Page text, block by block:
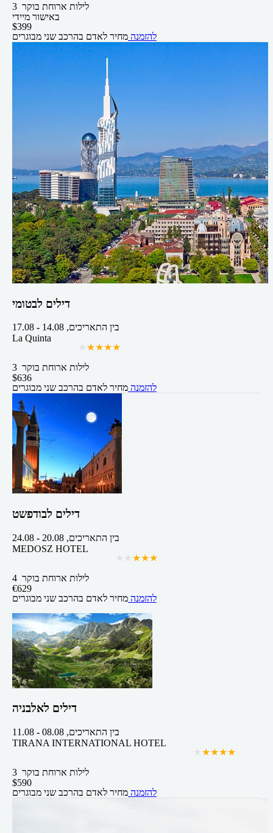
3 לילות ארוחת בוקר
באישור מיידי
$399
להזמנה מחיר לאדם בהרכב שני מבוגרים
דילים לבטומי
בין התאריכים, -
17.08
La Quinta
3 לילות ארוחת בוקר
$636
להזמנה מחיר לאדם בהרכב שני מבוגרים
דילים לבודפשט
בין התאריכים, -
24.08
MEDOSZ HOTEL
4 לילות ארוחת בוקר
€629
להזמנה מחיר לאדם בהרכב שני מבוגרים
דילים לאלבניה
בין התאריכים, -
11.08
TIRANA INTERNATIONAL HOTEL
3 לילות ארוחת בוקר
$590
להזמנה מחיר לאדם בהרכב שני מבוגרים